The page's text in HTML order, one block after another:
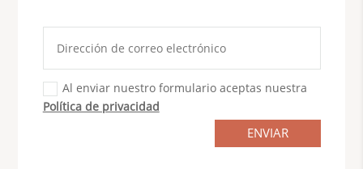
Al enviar nuestro formulario aceptas nuestra
Política de privacidad
ENVIAR